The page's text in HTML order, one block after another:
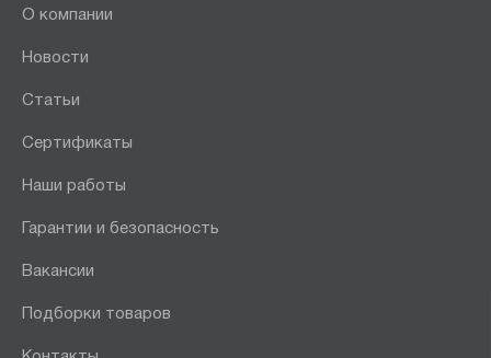
О компании
Новости
Статьи
Сертификаты
Наши работы
Гарантии и безопасность
Вакансии
Подборки товаров